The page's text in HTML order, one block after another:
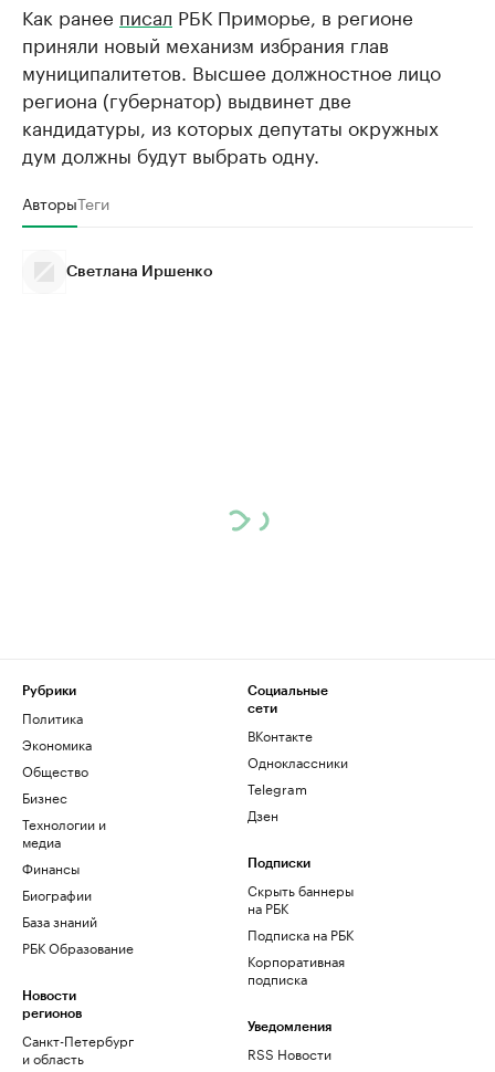
Как ранее писал РБК Приморье, в регионе
приняли новый механизм избрания глав
муниципалитетов. Высшее должностное лицо
региона (губернатор) выдвинет две
кандидатуры, из которых депутаты окружных
дум должны будут выбрать одну.
АвторыТеги
Светлана Иршенко
Рубрики
Политика
Экономика
Общество
Бизнес
Технологии и
медиа
Финансы
Биографии
База знаний
РБК Образование
Новости
регионов
Санкт-Петербург
и область
Социальные
сети
ВКонтакте
Одноклассники
Telegram
Дзен
Подписки
Скрыть баннеры
на РБК
Подписка на РБК
Корпоративная
подписка
Уведомления
RSS Новости